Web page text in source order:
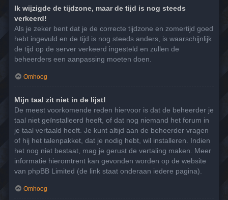
Ik wijzigde de tijdzone, maar de tijd is nog steeds
verkeerd!
Als je zeker bent dat je de correcte tijdzone en zomertijd goed
hebt ingevuld en de tijd is nog steeds anders, is waarschijnlijk
de tijd op de server verkeerd ingesteld en zullen de
beheerders een aanpassing moeten doen.
Omhoog
Mijn taal zit niet in de lijst!
De meest voorkomende reden hiervoor is dat de beheerder je
taal niet geïnstalleerd heeft, of dat nog niemand het forum in
je taal vertaald heeft. Je kunt altijd aan de beheerder vragen
of hij het talenpakket, dat je nodig hebt, wil installeren. Indien
het nog niet bestaat, mag je gerust de vertaling maken. Meer
informatie hieromtrent kan gevonden worden op de website
van phpBB Limited (de link staat onderaan iedere pagina).
Omhoog